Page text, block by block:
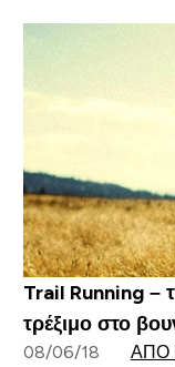
Trail Running –
τρέξιμο στο
08/06/18 ΑΠΌ